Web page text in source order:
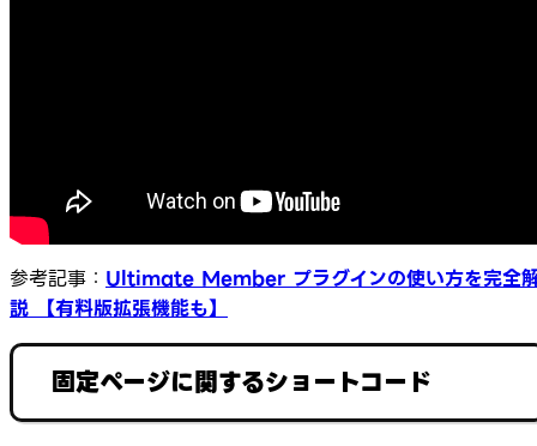
参考記事： Ultimate Member プラグインの使い方を完全
説 【有料版拡張機能も】
固定ページに関するショートコード